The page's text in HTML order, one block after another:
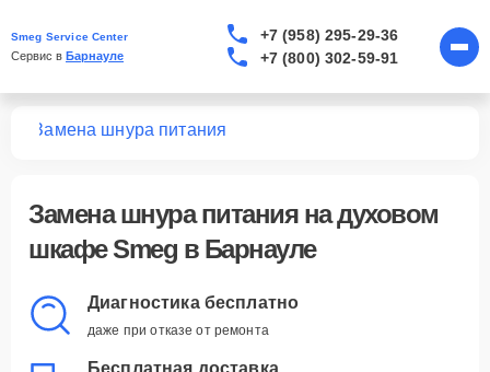
Smeg Service Center
Сервис в Барнауле
+7 (958) 295-29-36
+7 (800) 302-59-91
Замена шнура питания
Замена шнура питанияна духовом
шкафе Smeg в Барнауле
Диагностика бесплатно
даже при отказе от ремонта
Бесплатная доставка